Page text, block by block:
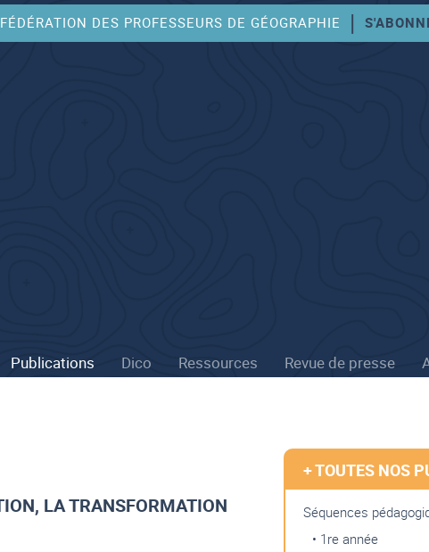
FÉDÉRATION DES PROFESSEURS DE GÉOGRAPHIE |
Publications Dico Ressources Revue de presse
LA TRANSFORMATION
+ TOUTES NOS
Séquences
• 1re année